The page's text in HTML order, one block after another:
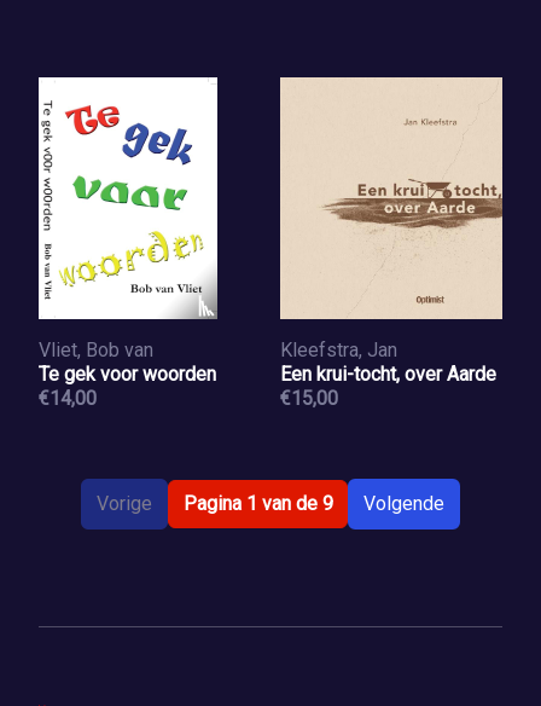
Vliet, Bob van
Te gek voor woorden
€14,00
Kleefstra, Jan
Een krui-tocht, over Aarde
€15,00
Vorige Pagina 1 van de 9 Volgende